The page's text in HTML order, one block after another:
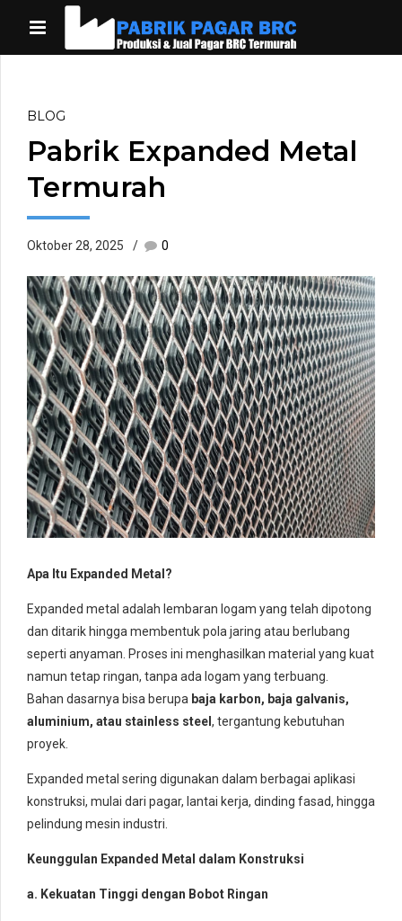
BLOG
Pabrik Expanded Metal
Termurah
Oktober 28, 2025 0
Apa Itu Expanded Metal?
Expanded metal adalah lembaran logam yang telah dipotong
dan ditarik hingga membentuk pola jaring atau berlubang
seperti anyaman. Proses ini menghasilkan material yang kuat
namun tetap ringan, tanpa ada logam yang terbuang.
Bahan dasarnya bisa berupa baja karbon, baja galvanis,
aluminium, atau stainless steel , tergantung kebutuhan
proyek.
Expanded metal sering digunakan dalam berbagai aplikasi
konstruksi, mulai dari pagar, lantai kerja, dinding fasad, hingga
pelindung mesin industri.
Keunggulan Expanded Metal dalam Konstruksi
a. Kekuatan Tinggi dengan Bobot Ringan